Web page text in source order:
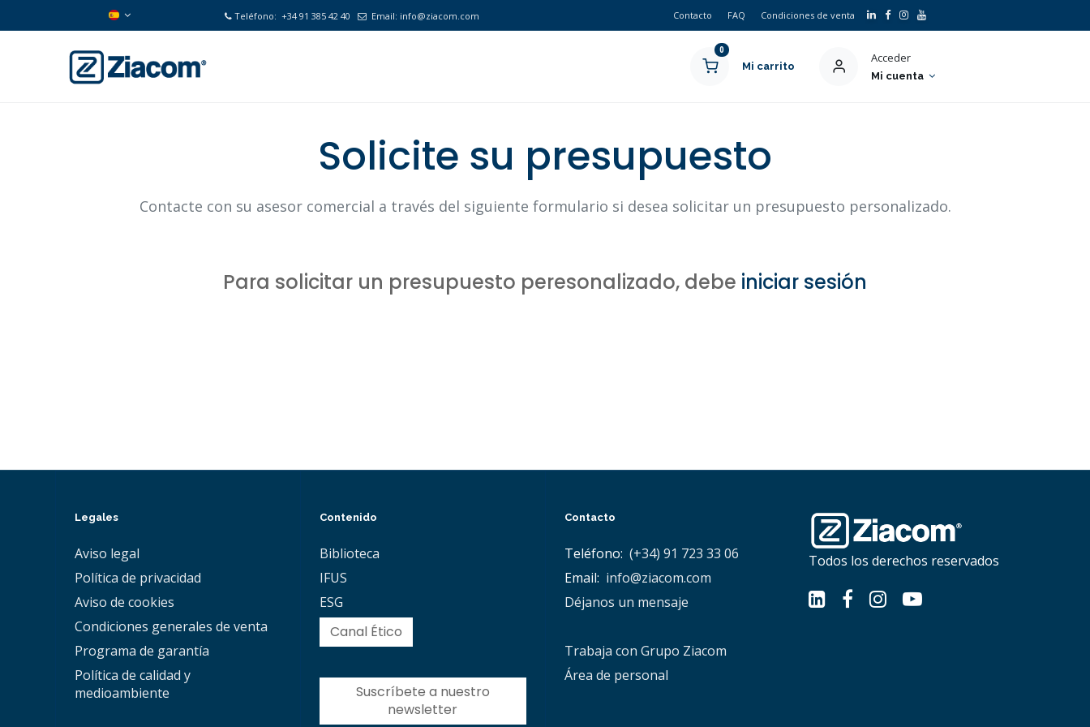
Teléfono: +34 91 385 42 40 Email: info@ziacom.com Contacto FAQ Condiciones de venta
0
Mi carrito
Acceder
Mi cuenta
Solicite su presupuesto
Contacte con su asesor comercial a través del siguiente formulario si desea solicitar un presupuesto personalizado.
Para solicitar un presupuesto peresonalizado, debe iniciar sesión
Legales
Aviso legal
Política de privacidad
Aviso de cookies
Condiciones generales de venta
Programa de garantía
Política de calidad y
medioambiente
Contenido
Biblioteca
IFUS
ESG
Canal Ético
Suscríbete a nuestro
newsletter
Contacto
Teléfono: (+34) 91 723 33 06
Email: info@ziacom.com
Déjanos un mensaje
Trabaja con Grupo Ziacom
Área de personal
Todos los derechos reservados